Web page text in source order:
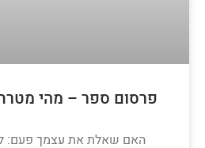
פרסום ספר – מהי
האם שאלת את עצמך פעם: